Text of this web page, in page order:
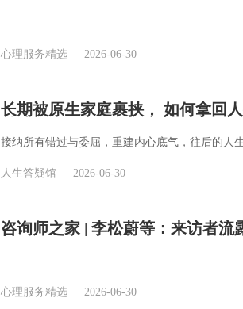
心理服务精选 2026-06-30
长期被原生家庭裹挟， 如何拿回
接纳所有错过与委屈，重建内心底气，往后的人
人生答疑馆 2026-06-30
咨询师之家 | 李松蔚等：来访者流
心理服务精选 2026-06-30